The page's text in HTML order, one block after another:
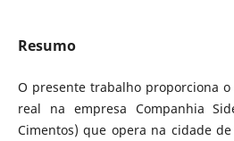
Resumo
O presente trabalho proporciona
real na empresa Companhia
Cimentos) que opera na cidade de